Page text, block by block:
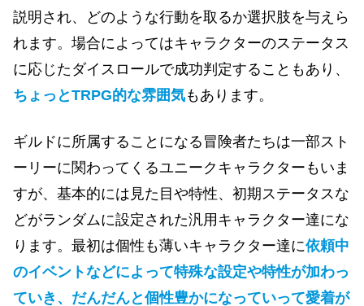
説明され、どのような行動を取るか選択肢を与えら
れます。場合によってはキャラクターのステータス
に応じたダイスロールで成功判定することもあり、
ちょっとTRPG的な雰囲気もあります。
ギルドに所属することになる冒険者たちは一部スト
ーリーに関わってくるユニークキャラクターもいま
すが、基本的には見た目や特性、初期ステータスな
どがランダムに設定された汎用キャラクター達にな
ります。最初は個性も薄いキャラクター達に依頼中
のイベントなどによって特殊な設定や特性が加わっ
ていき、だんだんと個性豊かになっていって愛着が